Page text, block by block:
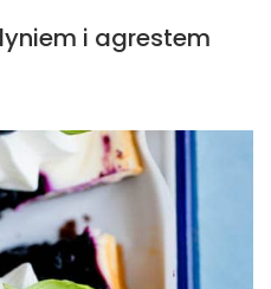
i agrestem